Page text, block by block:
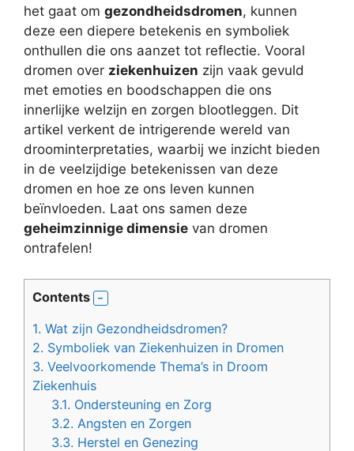
het gaat om gezondheidsdromen, kunnen
deze een diepere betekenis en symboliek
onthullen die ons aanzet tot reflectie. Vooral
dromen over ziekenhuizen zijn vaak gevuld
met emoties en boodschappen die ons
innerlijke welzijn en zorgen blootleggen. Dit
artikel verkent de intrigerende wereld van
droominterpretaties, waarbij we inzicht bieden
in de veelzijdige betekenissen van deze
dromen en hoe ze ons leven kunnen
beïnvloeden. Laat ons samen deze
geheimzinnige dimensie van dromen
ontrafelen!
Contents
1. Wat zijn Gezondheidsdromen?
2. Symboliek van Ziekenhuizen in Dromen
3. Veelvoorkomende Thema’s in Droom
Ziekenhuis
3.1. Ondersteuning en Zorg
3.2. Angsten en Zorgen
3.3. Herstel en Genezing